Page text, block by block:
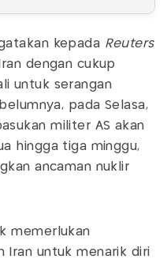
kepada Reuters
dengan cukup
untuk serangan
pada Selasa,
militer AS akan
hingga tiga minggu,
ancaman nuklir
memerlukan
Iran untuk menarik diri